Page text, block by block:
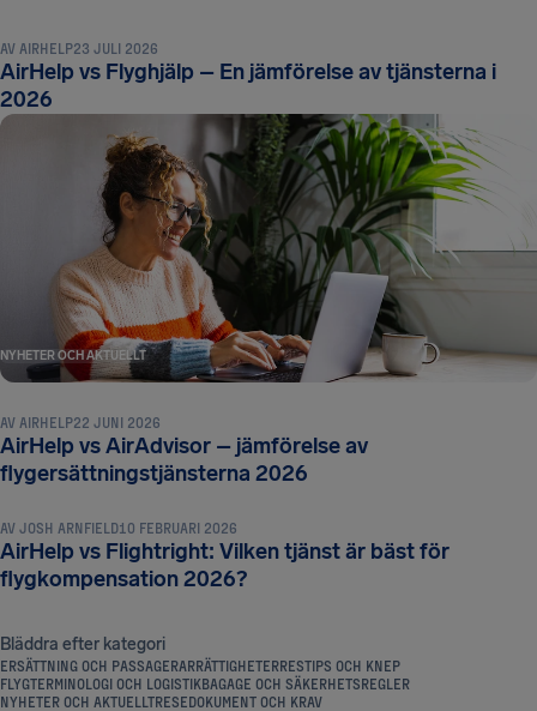
AV AIRHELP23 JULI 2026
AirHelp vs Flyghjälp – En jämförelse av tjänsterna i
2026
NYHETER OCH AKTUELLT
AV AIRHELP22 JUNI 2026
AirHelp vs AirAdvisor – jämförelse av
flygersättningstjänsterna 2026
NYHETER OCH AKTUELLT
AV JOSH ARNFIELD10 FEBRUARI 2026
AirHelp vs Flightright: Vilken tjänst är bäst för
flygkompensation 2026?
Bläddra efter kategori
ERSÄTTNING OCH PASSAGERARRÄTTIGHETERRESTIPS OCH KNEP
FLYGTERMINOLOGI OCH LOGISTIKBAGAGE OCH SÄKERHETSREGLER
NYHETER OCH AKTUELLTRESEDOKUMENT OCH KRAV